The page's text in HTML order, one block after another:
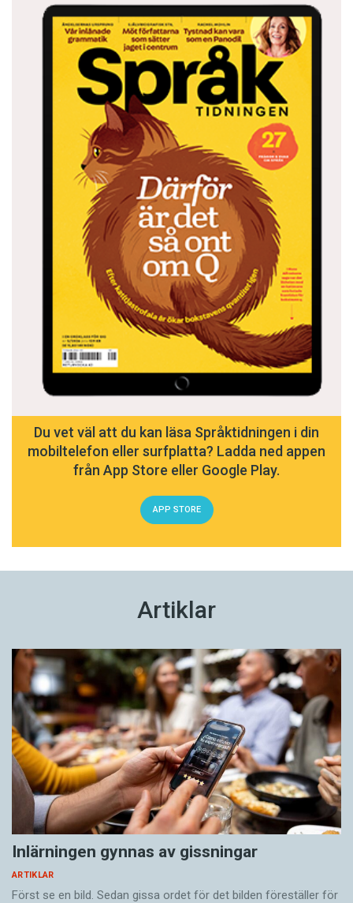
Du vet väl att du kan läsa Språktidningen i din
mobiltelefon eller surfplatta? Ladda ned appen
från App Store eller Google Play.
APP STORE
Artiklar
Inlärningen gynnas av gissningar
ARTIKLAR
Först se en bild. Sedan gissa ordet för det bilden föreställer för